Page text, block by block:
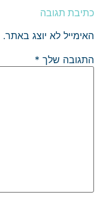
כתיבת תגובה
האימייל לא יוצג באתר.
התגובה שלך *